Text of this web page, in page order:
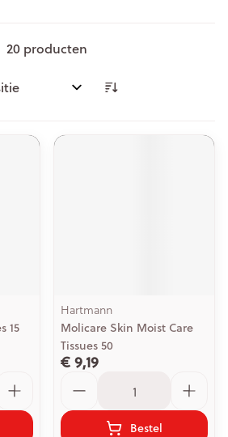
20 producten
op:
15
Hartmann
Molicare Skin Moist Care
Tissues 50
€ 9,19
Bestel